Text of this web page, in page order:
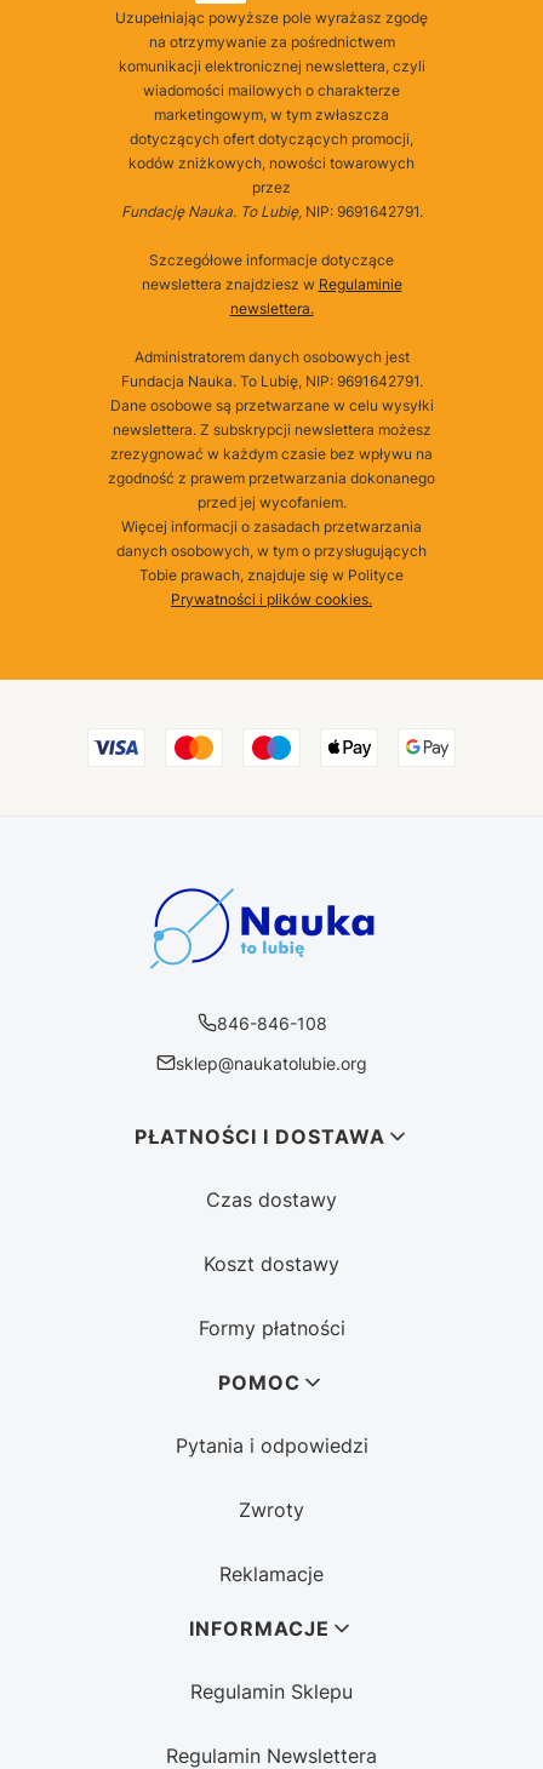
Uzupełniając powyższe pole wyrażasz zgodę
na otrzymywanie za pośrednictwem
komunikacji elektronicznej newslettera, czyli
wiadomości mailowych o charakterze
marketingowym, w tym zwłaszcza
dotyczących ofert dotyczących promocji,
kodów zniżkowych, nowości towarowych
przez
Fundację Nauka. To Lubię, NIP: 9691642791.
Szczegółowe informacje dotyczące
newslettera znajdziesz w Regulaminie
newslettera.
Administratorem danych osobowych jest
Fundacja Nauka. To Lubię, NIP: 9691642791.
Dane osobowe są przetwarzane w celu wysyłki
newslettera. Z subskrypcji newslettera możesz
zrezygnować w każdym czasie bez wpływu na
zgodność z prawem przetwarzania dokonanego
przed jej wycofaniem.
Więcej informacji o zasadach przetwarzania
danych osobowych, w tym o przysługujących
Tobie prawach, znajduje się w Polityce
Prywatności i plików cookies.
846-846-108
sklep@naukatolubie.org
Linki w stopcePŁATNOŚCI I DOSTAWA
Czas dostawy
Koszt dostawy
Formy płatności
POMOC
Pytania i odpowiedzi
Zwroty
Reklamacje
INFORMACJE
Regulamin Sklepu
Regulamin Newslettera